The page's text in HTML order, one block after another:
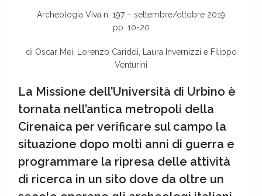
Archeologia Viva n. 197 – settembre/ottobre 2019
pp. 10-20
di Oscar Mei, Lorenzo Cariddi, Laura Invernizzi e Filippo
Venturini
La Missione dell’Università di Urbino è
tornata nell’antica metropoli della
Cirenaica per verificare sul campo la
situazione dopo molti anni di guerra e
programmare la ripresa delle attività
di ricerca in un sito dove da oltre un